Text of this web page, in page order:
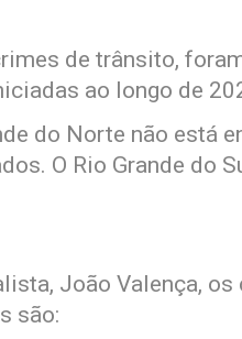
de trânsito,
ao longo de
do Norte não está
O Rio Grande do
João Valença,
são: